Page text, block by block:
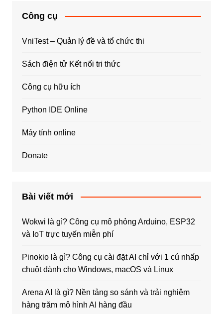
Công cụ
VniTest – Quản lý đề và tổ chức thi
Sách điện tử Kết nối tri thức
Công cụ hữu ích
Python IDE Online
Máy tính online
Donate
Bài viết mới
Wokwi là gì? Công cụ mô phỏng Arduino, ESP32
và IoT trực tuyến miễn phí
Pinokio là gì? Công cụ cài đặt AI chỉ với 1 cú nhấp
chuột dành cho Windows, macOS và Linux
Arena AI là gì? Nền tảng so sánh và trải nghiệm
hàng trăm mô hình AI hàng đầu